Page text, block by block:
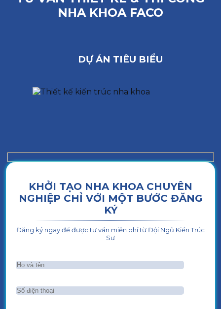
NHA KHOA FACO
DỰ ÁN TIÊU BIỂU
KHỞI TẠO NHA KHOA CHUYÊN
NGHIỆP CHỈ VỚI MỘT BƯỚC ĐĂNG
KÝ
Đăng ký ngay để được tư vấn miễn phí từ Đội Ngũ Kiến Trúc
Sư